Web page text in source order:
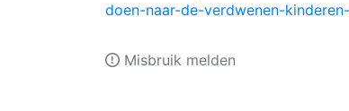
doen-naar-de-verdwenen-
Misbruik melden